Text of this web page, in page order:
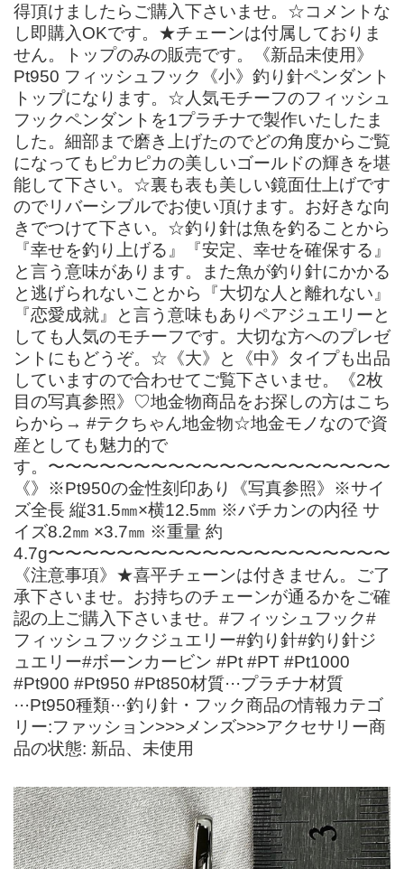
得頂けましたらご購入下さいませ。☆コメントな
し即購入OKです。★チェーンは付属しておりま
せん。トップのみの販売です。《新品未使用》
Pt950 フィッシュフック《小》釣り針ペンダント
トップになります。☆人気モチーフのフィッシュ
フックペンダントを1プラチナで製作いたしたま
した。細部まで磨き上げたのでどの角度からご覧
になってもピカピカの美しいゴールドの輝きを堪
能して下さい。☆裏も表も美しい鏡面仕上げです
のでリバーシブルでお使い頂けます。お好きな向
きでつけて下さい。☆釣り針は魚を釣ることから
『幸せを釣り上げる』『安定、幸せを確保する』
と言う意味があります。また魚が釣り針にかかる
と逃げられないことから『大切な人と離れない』
『恋愛成就』と言う意味もありペアジュエリーと
しても人気のモチーフです。大切な方へのプレゼ
ントにもどうぞ。☆《大》と《中》タイプも出品
していますので合わせてご覧下さいませ。《2枚
目の写真参照》♡地金物商品をお探しの方はこち
らから→ #テクちゃん地金物☆地金モノなので資
産としても魅力的で
す。〜〜〜〜〜〜〜〜〜〜〜〜〜〜〜〜〜〜〜〜
《》※Pt950の金性刻印あり《写真参照》※サイ
ズ全長 縦31.5㎜×横12.5㎜ ※バチカンの内径 サ
イズ8.2㎜ ×3.7㎜ ※重量 約
4.7g〜〜〜〜〜〜〜〜〜〜〜〜〜〜〜〜〜〜〜〜
《注意事項》★喜平チェーンは付きません。ご了
承下さいませ。お持ちのチェーンが通るかをご確
認の上ご購入下さいませ。#フィッシュフック#
フィッシュフックジュエリー#釣り針#釣り針ジ
ュエリー#ボーンカービン #Pt #PT #Pt1000
#Pt900 #Pt950 #Pt850材質···プラチナ材質
···Pt950種類···釣り針・フック商品の情報カテゴ
リー:ファッション>>>メンズ>>>アクセサリー商
品の状態: 新品、未使用